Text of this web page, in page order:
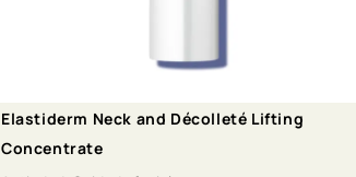
Elastiderm Neck and Décolleté Lifting
Concentrate